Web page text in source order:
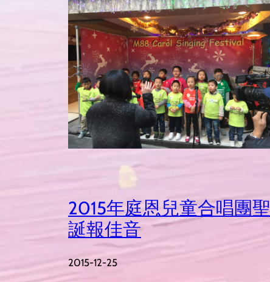
2015年庭恩兒童合唱團聖
誕報佳音
2015-12-25